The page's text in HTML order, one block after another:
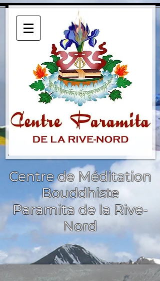
Centre de Méditation
Bouddhiste
Paramita de la Rive-
Nord